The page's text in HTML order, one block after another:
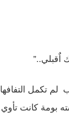
اٌقبلي..”
لم تكمل
بومة كانت